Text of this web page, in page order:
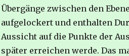
Übergänge zwischen den
aufgelockert und enthalten
Aussicht auf die Punkte der
später erreichen werde. Das